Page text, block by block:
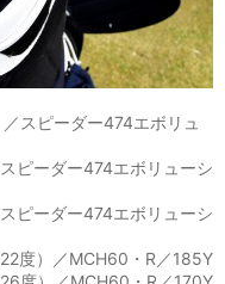
スピーダー474エボリュ
ピーダー474エボリューシ
ピーダー474エボリューシ
度）／MCH60・R／185Y